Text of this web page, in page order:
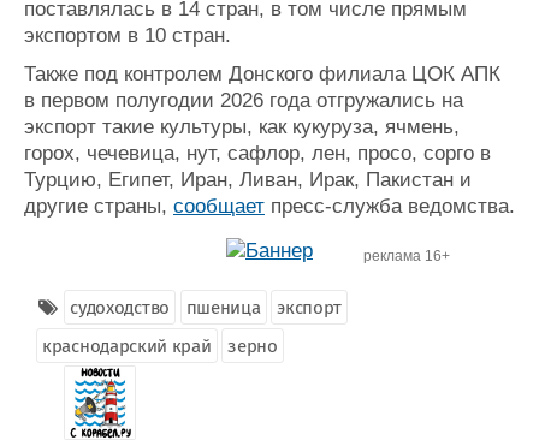
поставлялась в 14 стран, в том числе прямым
экспортом в 10 стран.
Также под контролем Донского филиала ЦОК АПК
в первом полугодии 2026 года отгружались на
экспорт такие культуры, как кукуруза, ячмень,
горох, чечевица, нут, сафлор, лен, просо, сорго в
Турцию, Египет, Иран, Ливан, Ирак, Пакистан и
другие страны, сообщает пресс-служба ведомства.
реклама 16+
судоходство пшеница
экспорт
краснодарский край
зерно